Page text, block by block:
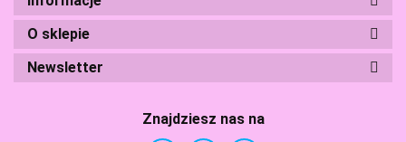
BS Toys
O sklepie
Newsletter
Znajdziesz nas na